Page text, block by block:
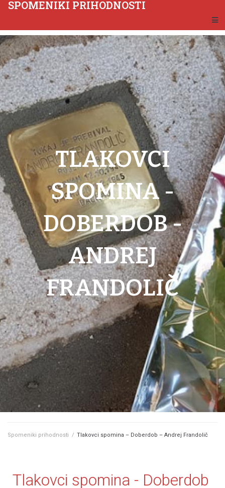
SPOMENIKI PRIHODNOSTI
TLAKOVCI
SPOMINA -
DOBERDOB -
ANDREJ
FRANDOLIČ
Spomeniki prihodnosti / Tlakovci spomina – Doberdob – Andrej Frandolič
Tlakovci spomina - Doberdob